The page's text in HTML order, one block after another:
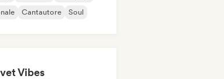
Cantautore Soul
Vibes